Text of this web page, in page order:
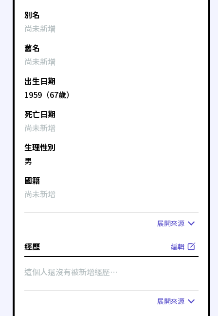
別名
尚未新增
舊名
尚未新增
出生日期
1959（67歲）
死亡日期
尚未新增
生理性別
男
國籍
尚未新增
展開來源
經歷 編輯
這個人還沒有被新增經歷⋯
展開來源